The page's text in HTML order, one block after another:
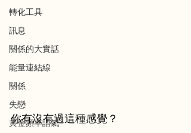
轉化工具
訊息
關係的大實話
能量連結線
關係
失戀
黃金頻率語氣
你有沒有過這種感覺？